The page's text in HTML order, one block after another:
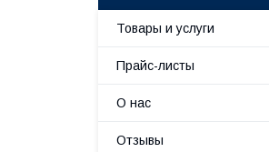
Товары и услуги
Прайс-листы
О нас
Отзывы